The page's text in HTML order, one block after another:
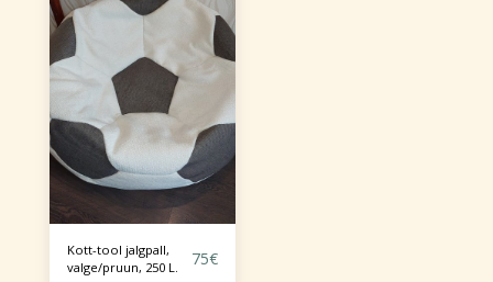
Kott-tool jalgpall,
valge/pruun, 250 L.
75€